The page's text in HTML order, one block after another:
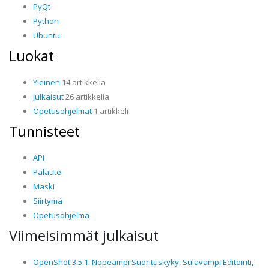
PyQt
Python
Ubuntu
Luokat
Yleinen 14 artikkelia
Julkaisut26 artikkelia
Opetusohjelmat 1 artikkeli
Tunnisteet
API
Palaute
Maski
Siirtymä
Opetusohjelma
Viimeisimmät julkaisut
OpenShot 3.5.1: Nopeampi Suorituskyky, Sulavampi Editointi,